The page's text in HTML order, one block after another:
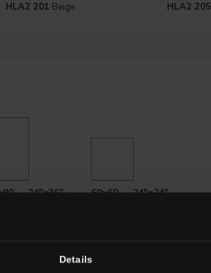
Details
HLA2 201 Beige HLA2 205
. 24"x36" 60x60 . 24"x24"